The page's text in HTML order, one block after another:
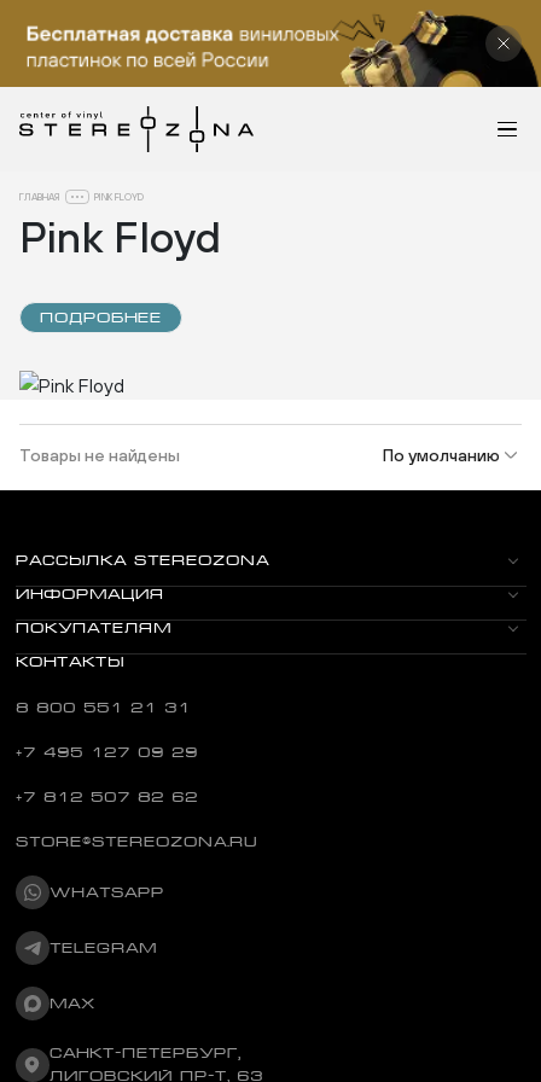
ГЛАВНАЯ PINK FLOYD
Pink Floyd
ПОДРОБНЕЕ
Товары не найдены По умолчанию
РАССЫЛКА STEREOZONA
ИНФОРМАЦИЯ
ПОКУПАТЕЛЯМ
КОНТАКТЫ
8 800 551 21 31
+7 495 127 09 29
+7 812 507 82 62
STORE@STEREOZONA.RU
WHATSAPP
TELEGRAM
MAX
САНКТ-ПЕТЕРБУРГ,
ЛИГОВСКИЙ ПР-Т, 63